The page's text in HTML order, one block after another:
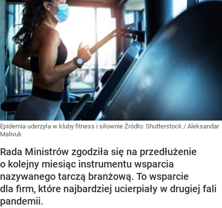
Epidemia uderzyła w kluby fitness i siłownie Źródło: Shutterstock / Aleksandar
Malivuk
Rada Ministrów zgodziła się na przedłużenie
o kolejny miesiąc instrumentu wsparcia
nazywanego tarczą branżową. To wsparcie
dla firm, które najbardziej ucierpiały w drugiej fali
pandemii.